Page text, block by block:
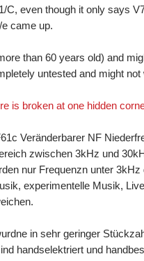
C, even though it only says
came up.
than 60 years old) and
untested and might not
is broken at one hidden
Veränderbarer NF
zwischen 3kHz und
nur Frequenzn unter
experimentelle Musik,
in sehr geringer
handselektriert und